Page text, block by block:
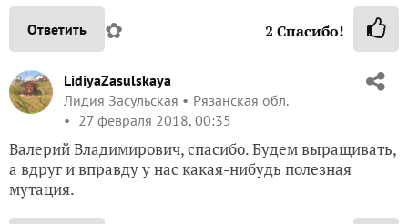
Ответить ✿ 2 Спасибо!
LidiyaZasulskaya
Лидия Засульская
Рязанская обл.
27 февраля 2018, 00:35
Валерий Владимирович, спасибо. Будем выращивать,
а вдруг и вправду у нас какая-нибудь полезная
мутация.